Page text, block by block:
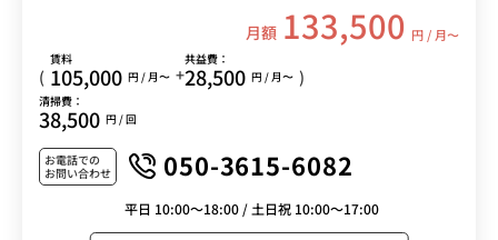
月額 133,500 円 / 月〜
(
賃料
105,000 円 / 月〜 +
共益費：
28,500 円 / 月〜 )
清掃費：
38,500 円 / 回
お電話での
お問い合わせ
050-3615-6082
平日 10:00～18:00 / 土日祝 10:00～17:00